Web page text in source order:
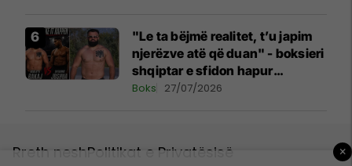
"Le ta bëjmë realitet, t’u japim
njerëzve atë që duan" - boksieri
shqiptar e sfidon hapur
Anthony Joshuan
Boks 27/07/2026
Rreth neshPolitikat e Privatësisë
×